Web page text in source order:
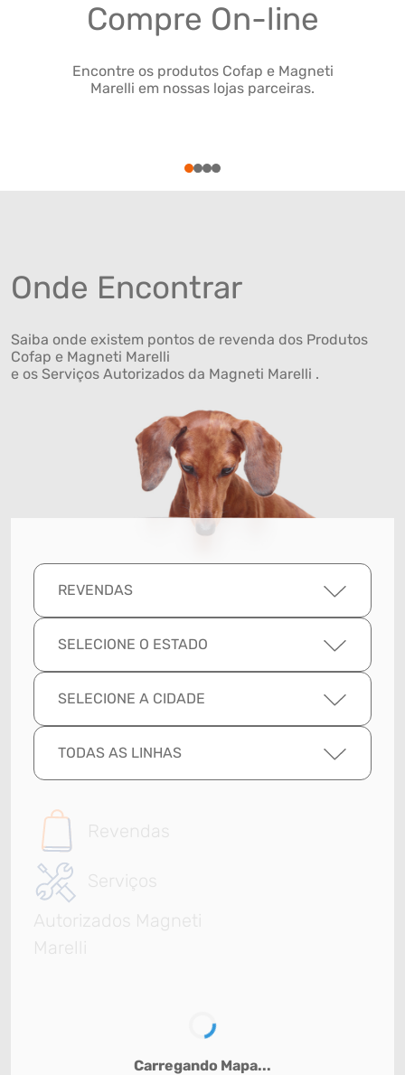
Compre On-line
Encontre os produtos Cofap e Magneti
Marelli em nossas lojas parceiras.
1234
Onde Encontrar
Saiba onde existem pontos de revenda dos Produtos
Cofap e Magneti Marelli
e os Serviços Autorizados da Magneti Marelli .
REVENDAS
SELECIONE O ESTADO
SELECIONE A CIDADE
TODAS AS LINHAS
Revendas
Serviços
Autorizados Magneti
Marelli
Carregando Mapa...